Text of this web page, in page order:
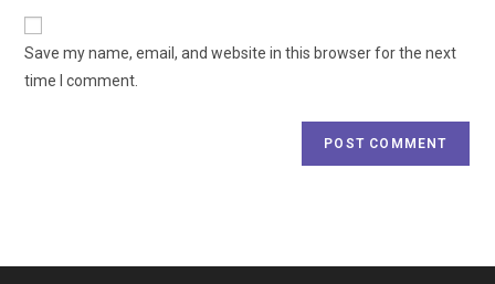
Save my name, email, and website in this browser for the next
time I comment.